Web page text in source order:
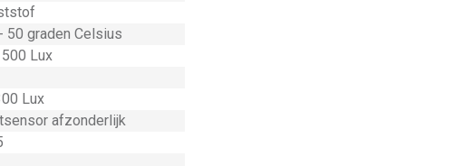
50 graden Celsius
Lux
Lux
afzonderlijk